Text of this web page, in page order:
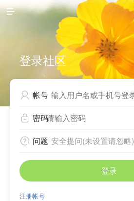

登录社区
 帐号
 密码
 问题 安全提问(未设置请忽略)
登录
注册帐号